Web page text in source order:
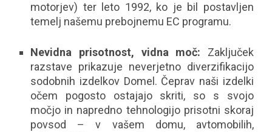
motorjev) ter leto 1992, ko je bil postavljen
temelj našemu prebojnemu EC programu.
Nevidna prisotnost, vidna moč: Zaključek
razstave prikazuje neverjetno diverzifikacijo
sodobnih izdelkov Domel. Čeprav naši izdelki
očem pogosto ostajajo skriti, so s svojo
močjo in napredno tehnologijo prisotni skoraj
povsod – v vašem domu, avtomobilih,